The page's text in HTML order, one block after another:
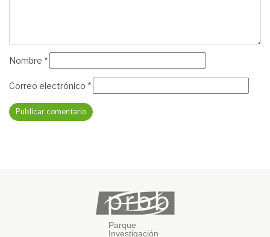
Nombre *
Correo electrónico *